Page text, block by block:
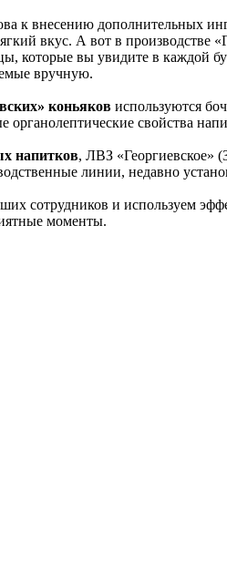
к внесению дополнительных
вкус. А вот в производстве
которые вы увидите в каждой
вручную.
коньяков используются
органолептические свойства
напитков, ЛВЗ «Георгиевское»
линии, недавно
сотрудников и используем
моменты.